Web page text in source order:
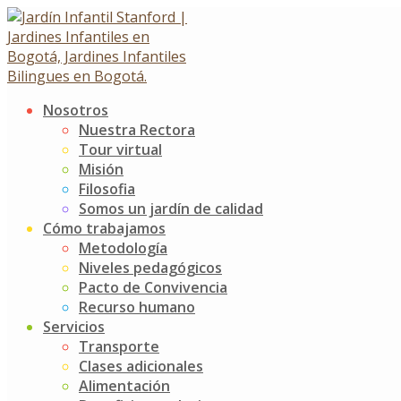
Skip
to
content
Nosotros
Nuestra Rectora
Tour virtual
Misión
Filosofia
Somos un jardín de calidad
Cómo trabajamos
Metodología
Niveles pedagógicos
Pacto de Convivencia
Recurso humano
Servicios
Transporte
Clases adicionales
Alimentación
¡Nos esperan grandes
¡Nos esperan grandes experiencias!
13 agosto, 2024
Noticias Jardín Infantil Stanford
¡Tres, dos, uno; inicia la aventura en el nivel de K3!
Nuestros gigantes se acercan a su unidad
entorno!, no solo conocerán su ciudad, sino también
navigation
Educación para la Vida y la Afectividad
Celebración del Día de los abuelitos